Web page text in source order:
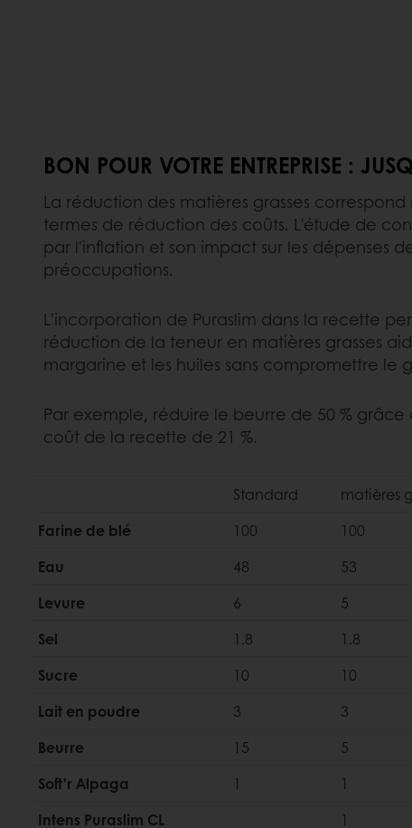
BON POUR VOTRE ENTREPRISE :
La réduction des matières grasses
termes de réduction des coûts. L'étude de
par l'inflation et son impact sur les dépenses
préoccupations.
L'incorporation de Puraslim dans la recette
réduction de la teneur en matières grasses
margarine et les huiles sans compromettre le
Par exemple, réduire le beurre de 50 %
coût de la recette de 21 %.
Standard
matières
Farine de blé
100
100
Eau
48
53
Levure
6
5
Sel
1.8
1.8
Sucre
10
10
Lait en poudre
3
3
Beurre
15
5
Soft'r Alpaga
1
1
Intens Puraslim CL
1